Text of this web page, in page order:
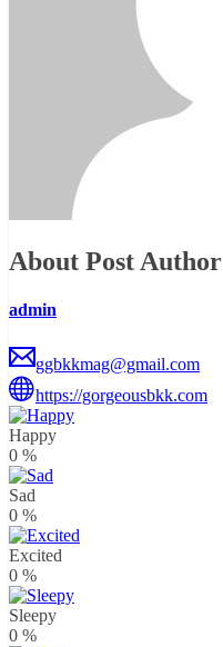
About Post Author
admin
ggbkkmag@gmail.com
https://gorgeousbkk.com
Happy
0 %
Sad
0 %
Excited
0 %
Sleepy
0 %